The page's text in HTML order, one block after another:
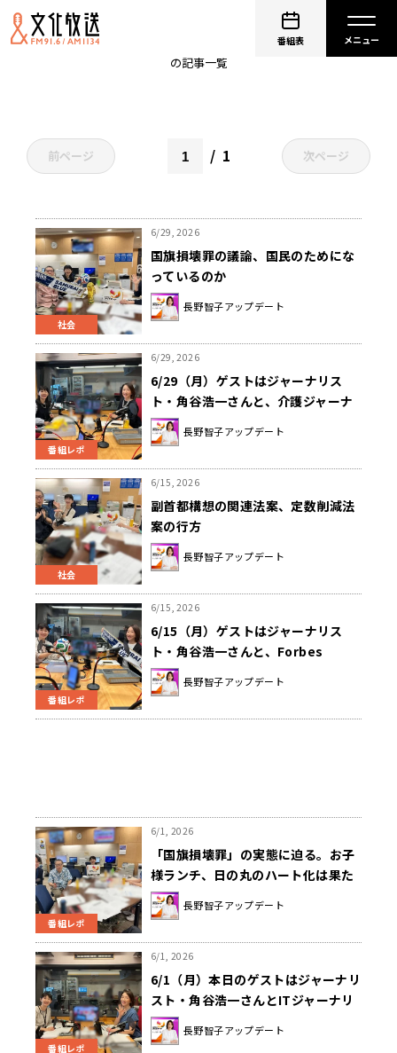
番組表
の記事一覧
前ページ 1 次ページ
社会
6/29, 2026
国旗損壊罪の議論、国民のためにな
っているのか
長野智子アップデート
番組レポ
6/29, 2026
6/29（月）ゲストはジャーナリス
ト・角谷浩一さんと、介護ジャーナ
リスト・島影真奈美さんでした！
長野智子アップデート
社会
6/15, 2026
副首都構想の関連法案、定数削減法
案の行方
長野智子アップデート
番組レポ
6/15, 2026
6/15（月）ゲストはジャーナリス
ト・角谷浩一さんと、Forbes
JAPAN・谷本有香さんでした！
長野智子アップデート
番組レポ
6/1, 2026
「国旗損壊罪」の実態に迫る。お子
様ランチ、日の丸のハート化は果た
してどうなる
長野智子アップデート
番組レポ
6/1, 2026
6/1（月）本日のゲストはジャーナリ
スト・角谷浩一さんとITジャーナリ
ストの三上洋さんでした！
長野智子アップデート